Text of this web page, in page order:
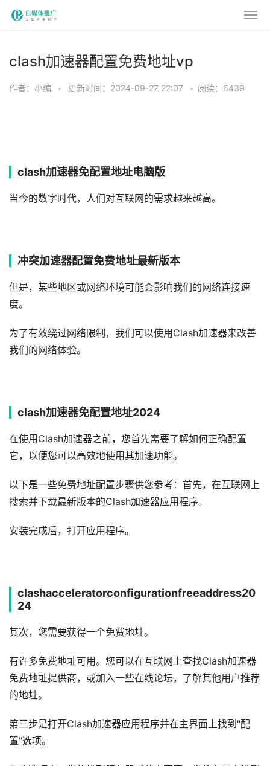
clash加速器配置免费地址vp
作者：小编 • 更新时间：2024-09-27 22:07 • 阅读：6439
clash加速器免配置地址电脑版
当今的数字时代，人们对​​互联网的需求越来越高。
冲突加速器配置免费地址最新版本
但是，某些地区或网络环境可能会影响我们的网络连接速
度。
为了有效绕过网络限制，我们可以使用Clash加速器来改善
我们的网络体验。
clash加速器免配置地址2024
在使用Clash加速器之前，您首先需要了解如何正确配置
它，以便您可以高效地使用其加速功能。
以下是一些免费地址配置步骤供您参考：首先，在互联网上
搜索并下载最新版本的Clash加速器应用程序。
安装完成后，打开应用程序。
clashacceleratorconfigurationfreeaddress20
24
其次，您需要获得一个免费地址。
有许多免费地址可用。您可以在互联网上查找Clash加速器
免费地址提供商，或加入一些在线论坛，了解其他用户推荐
的地址。
第三步是打开Clash加速器应用程序并在主界面上找到"配
置"选项。